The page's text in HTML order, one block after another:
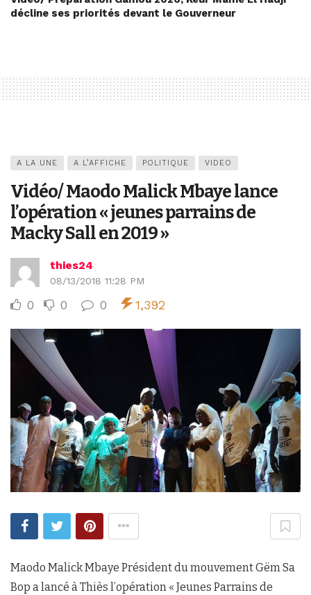
décline ses priorités devant le Gouverneur
A LA UNE A L’AFFICHE POLITIQUE VIDEO
Vidéo/ Maodo Malick Mbaye lance
l’opération « jeunes parrains de
Macky Sall en 2019 »
thies24
08/13/2018 11:28 PM
0 0 0 1,392
Maodo Malick Mbaye Président du mouvement Gëm Sa
Bop a lancé à Thiès l’opération « Jeunes Parrains de